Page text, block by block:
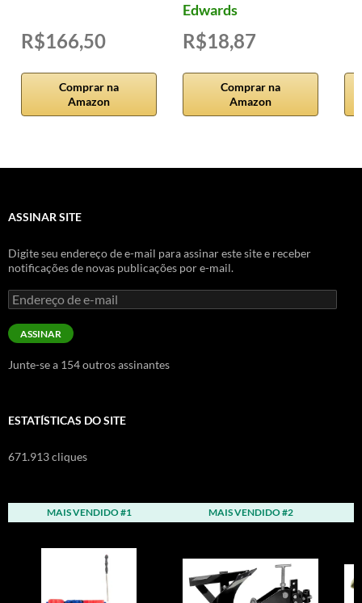
R$166,50
Comprar na
Amazon
Edwards
R$18,87
Comprar na
Amazon
ASSINAR SITE
Digite seu endereço de e-mail para assinar este site e receber
notificações de novas publicações por e-mail.
Endereço
de
e-
mailASSINAR
Junte-se a 154 outros assinantes
ESTATÍSTICAS DO SITE
671.913 cliques
MAIS VENDIDO #1 MAIS VENDIDO #2